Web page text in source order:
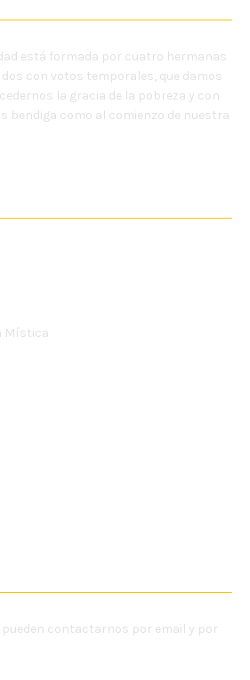
está formada por cuatro hermanas
con votos temporales, que damos
la gracia de la pobreza y con
bendiga como al comienzo de nuestra
Mística
contactarnos por email y por